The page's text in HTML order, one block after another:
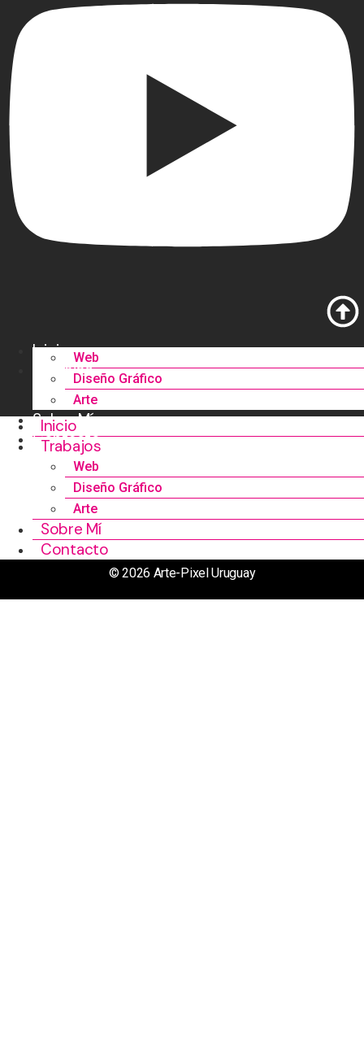
Inicio
Trabajos
Web
Diseño Gráfico
Arte
Sobre Mí
Contacto
Inicio
Trabajos
Web
Diseño Gráfico
Arte
Sobre Mí
Contacto
© 2026 Arte-Pixel Uruguay